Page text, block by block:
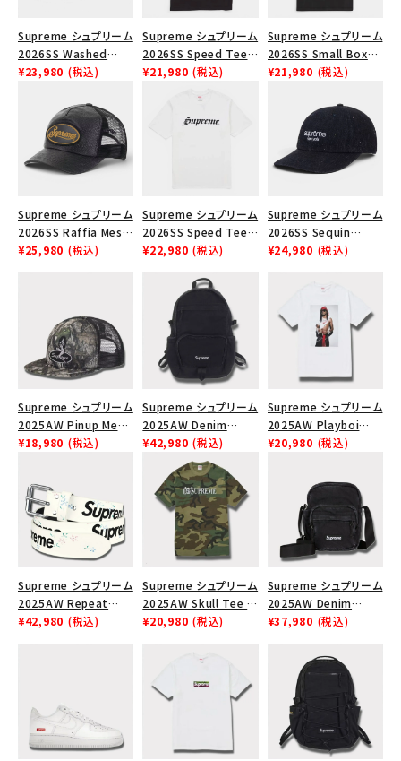
Supreme シュプリーム
2026SS Washed
Chino Twill Camp
ツイル キャンプキャップ
ブラック
¥23,980 (税込)
Supreme シュプリーム
2026SS Speed Tee
スピードTシャツ ブラッ
¥21,980 (税込)
Supreme シュプリーム
2026SS Small Box
Tee スモールボックス
¥21,980 (税込)
Supreme シュプリーム
2026SS Raffia Mesh
Back 5-Panel ラフィア
¥25,980 (税込)
Supreme シュプリーム
2026SS Speed Tee
スピードTシャツ ホワ
¥22,980 (税込)
Supreme シュプリーム
2026SS Sequin
Denim Classic Logo
デニム クラシックロゴ
6パネルキャップ ブラッ
¥24,980 (税込)
Supreme シュプリーム
2025AW Pinup Mesh
Back 5-Panel Capピ
ルーティンバーHTC フ
ォールカモ
¥18,980 (税込)
Supreme シュプリーム
2025AW Denim
Backpack デニム バッ
クパック ブラック
¥42,980 (税込)
Supreme シュプリーム
2025AW Playboi
Carti Tee プレイボー
¥20,980 (税込)
Supreme シュプリーム
2025AW Repeat
Leather Belt リピート
¥42,980 (税込)
Supreme シュプリーム
2025AW Skull Tee ス
カル Tシャツ ウッドラ
¥20,980 (税込)
Supreme シュプリーム
2025AW Denim
Shoulder Bag デニム
¥37,980 (税込)